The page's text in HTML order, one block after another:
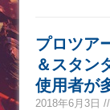
プロツア
＆スタン
使用者が
2018年6月3日